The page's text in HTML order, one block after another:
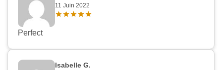
11 Juin 2022
Perfect
Isabelle G.